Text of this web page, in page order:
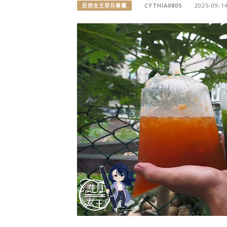
民宿女王芽月專欄 CYTHIA0805 2025-09-